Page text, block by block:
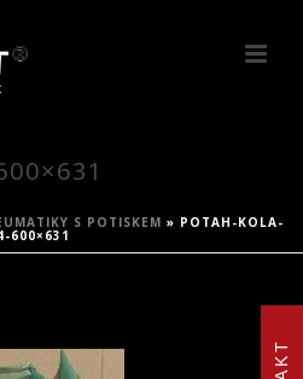
S POTISKEM » POTAH-KOLA-
600×631